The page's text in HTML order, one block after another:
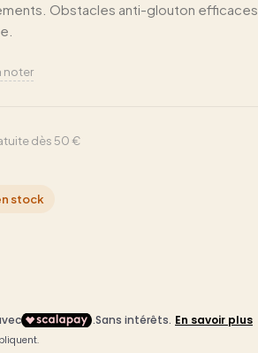
Obstacles anti-glouton efficaces.
noter
dès 50 €
stock